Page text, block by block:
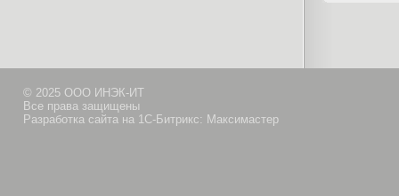
© 2025 ООО ИНЭК-ИТ
Все права защищены
Разработка сайта на 1С-Битрикс: Максимастер